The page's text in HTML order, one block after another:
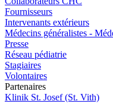
Fournisseurs
Intervenants extérieurs
Médecins généralistes -
Presse
Réseau pédiatrie
Stagiaires
Volontaires
Partenaires
Klinik St. Josef (St. Vith)